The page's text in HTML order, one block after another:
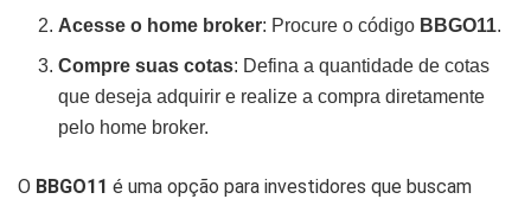
Acesse o home broker: Procure o código BBGO11.
Compre suas cotas: Defina a quantidade de cotas
que deseja adquirir e realize a compra diretamente
pelo home broker.
O BBGO11 é uma opção para investidores que buscam